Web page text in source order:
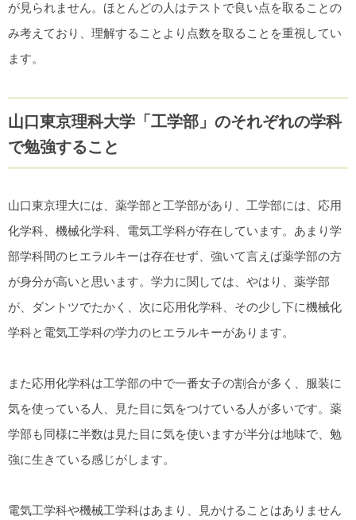
が見られません。ほとんどの人はテストで良い点を取ることの
み考えており、理解することより点数を取ることを重視してい
ます。
山口東京理科大学「工学部」のそれぞれの学科
で勉強すること
山口東京理大には、薬学部と工学部があり、工学部には、応用
化学科、機械化学科、電気工学科が存在しています。あまり学
部学科間のヒエラルキーは存在せず、強いて言えば薬学部の方
が身分が高いと思います。学力に関しては、やはり、薬学部
が、ダントツでたかく、次に応用化学科、その少し下に機械化
学科と電気工学科の学力のヒエラルキーがあります。
また応用化学科は工学部の中で一番女子の割合が多く、服装に
気を使っている人、見た目に気をつけている人が多いです。薬
学部も同様に半数は見た目に気を使いますが半分は地味で、勉
強に生きている感じがします。
電気工学科や機械工学科はあまり、見かけることはありません